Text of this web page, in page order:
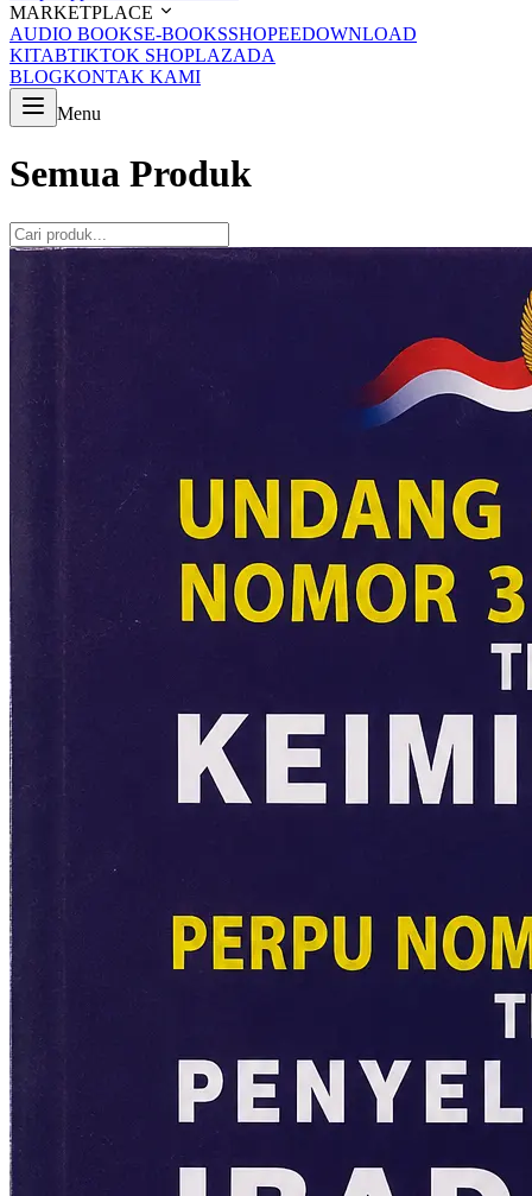
MARKETPLACE
AUDIO BOOKSE-BOOKSSHOPEEDOWNLOAD
KITABTIKTOK SHOPLAZADA
BLOGKONTAK KAMI
Menu
Semua Produk